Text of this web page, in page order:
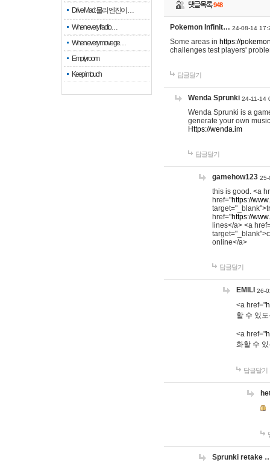
Drive Mad: 물리 엔진이 …
When every fractio…
When every move ge…
Empty room
Keep in touch
댓글목록948
Pokemon Infinit… 24-08-14
Some areas in https://
challenges test players'
답글달기
Wenda Sprunki 24-11-14
Wenda Sprunki is a
generate your own
Https://wenda.im
답글달기
gamehow123 25-
this is good. <a
href="https://
href="https://
lines</a> <a
online</a>
답글달기
EMILI 26-
<a href="
할 수 있
<a href="
화할 수
답글달기
Sprunki retake